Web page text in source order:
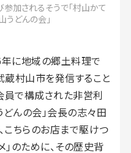
加されるそうで「村山かて
うどんの会」
年に地域の郷土料理で
蔵村山市を発信すること
員で構成された非営利
どんの会」会長の志々田
こちらのお店まで駆けつ
」のために、その歴史背